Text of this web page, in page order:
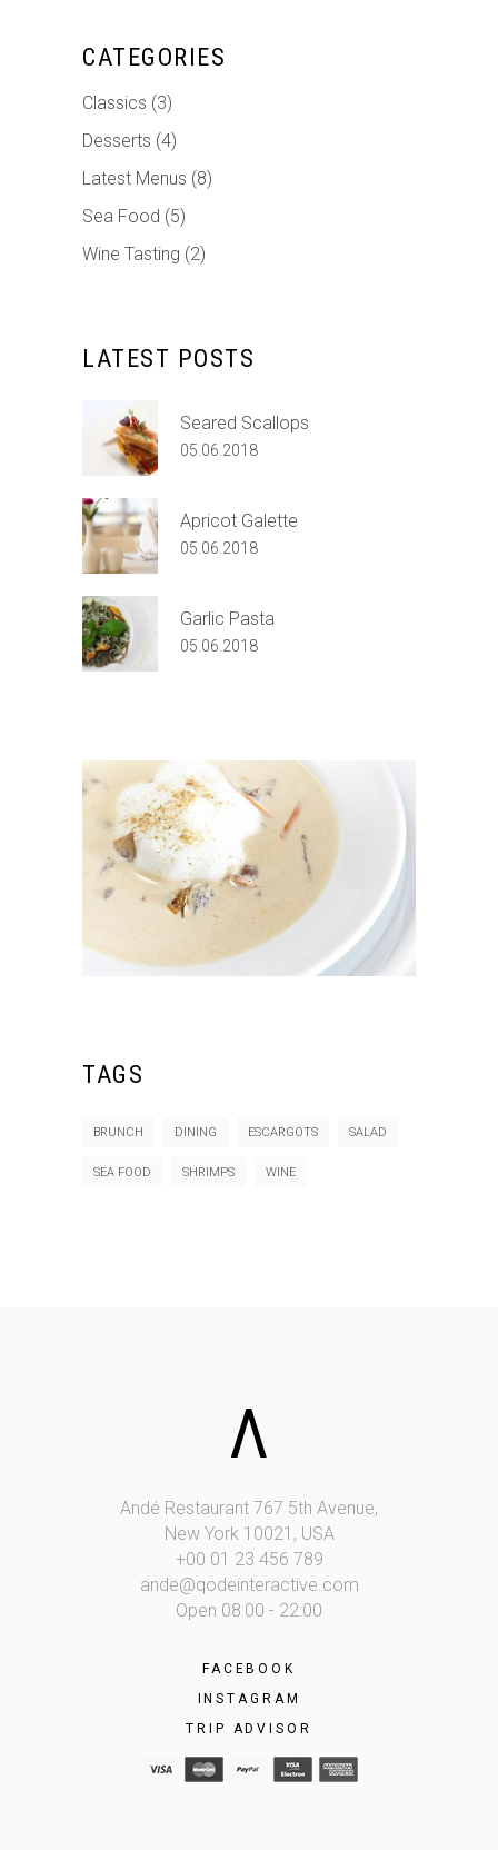
CATEGORIES
Classics (3)
Desserts (4)
Latest Menus (8)
Sea Food (5)
Wine Tasting (2)
LATEST POSTS
Seared Scallops
05.06.2018
Apricot Galette
05.06.2018
Garlic Pasta
05.06.2018
TAGS
BRUNCH DINING ESCARGOTS SALAD
SEA FOOD SHRIMPS WINE
Andé Restaurant 767 5th Avenue,
New York 10021, USA
+00 01 23 456 789
ande@qodeinteractive.com
Open 08:00 - 22:00
FACEBOOK
INSTAGRAM
TRIP ADVISOR